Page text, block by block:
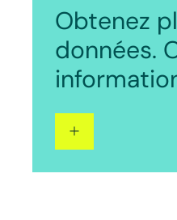
Obtenez
données.